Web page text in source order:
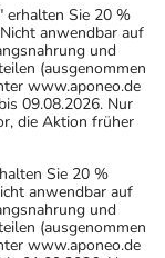
erhalten Sie 20 %
anwendbar auf
und
(ausgenommen
www.aponeo.de
09.08.2026. Nur
die Aktion früher
Sie 20 %
anwendbar auf
und
(ausgenommen
www.aponeo.de